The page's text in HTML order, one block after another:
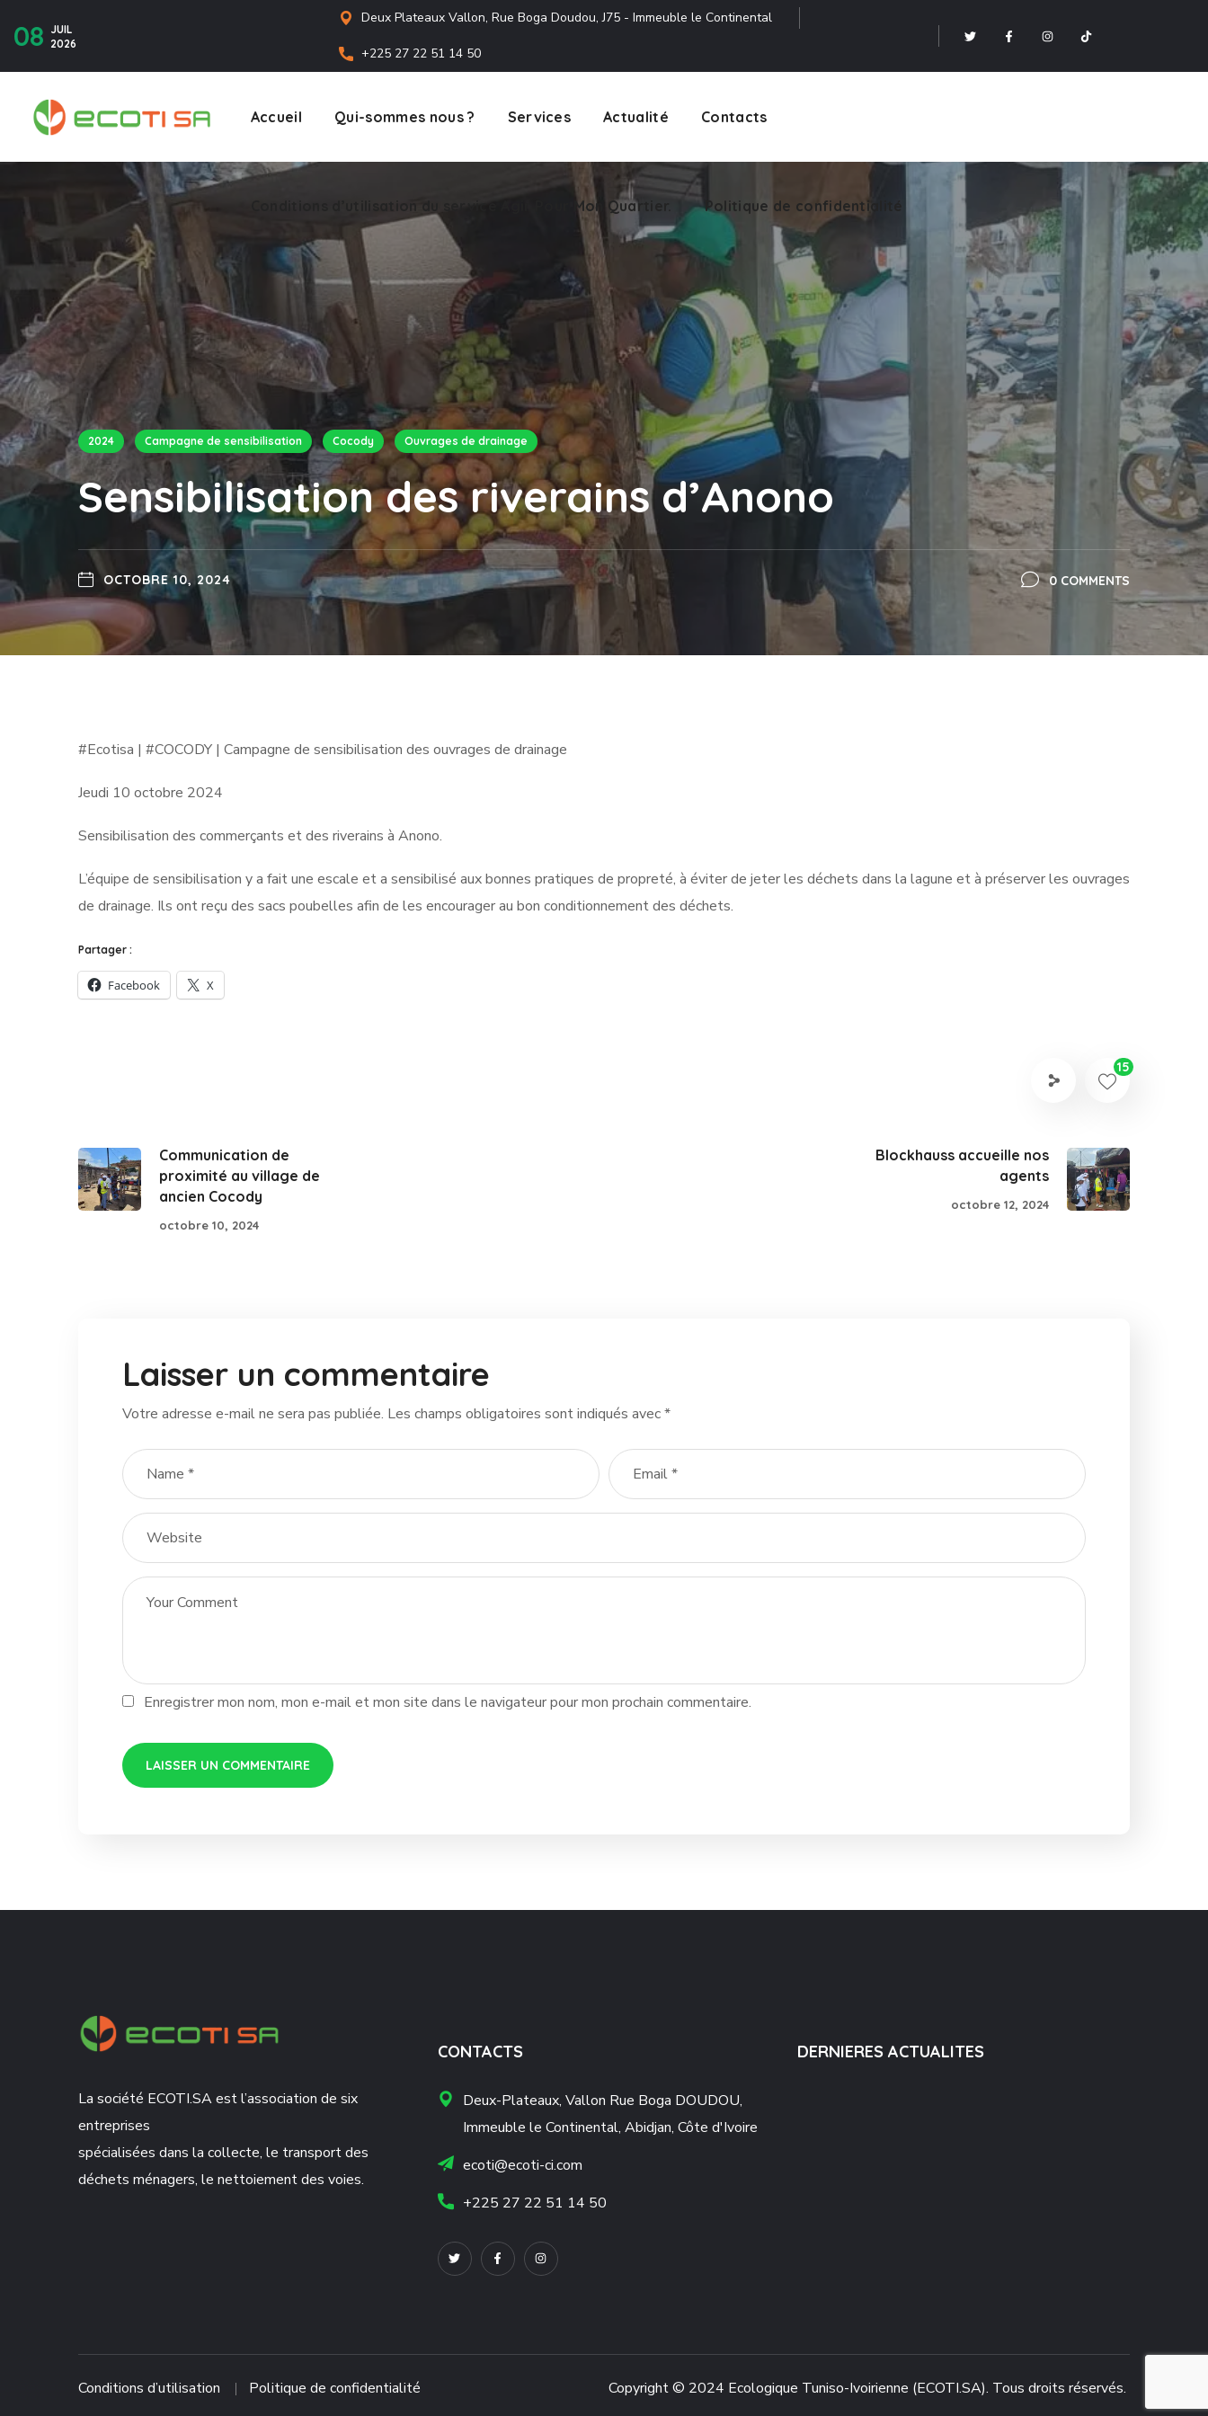
08 JUIL
2026
Deux Plateaux Vallon, Rue Boga Doudou, J75 - Immeuble le Continental
+225 27 22 51 14 50
Accueil Qui-sommes nous ? Services Actualité Contacts
Conditions d’utilisation du service Agir Pour Mon Quartier. Politique de confidentialité
2024 Campagne de sensibilisation Cocody Ouvrages de drainage
Sensibilisation des riverains d’Anono
OCTOBRE 10, 2024 0 COMMENTS
#Ecotisa | #COCODY | Campagne de sensibilisation des ouvrages de drainage
Jeudi 10 octobre 2024
Sensibilisation des commerçants et des riverains à Anono.
L’équipe de sensibilisation y a fait une escale et a sensibilisé aux bonnes pratiques de propreté, à éviter de jeter les déchets dans la lagune et à préserver les ouvrages
de drainage. Ils ont reçu des sacs poubelles afin de les encourager au bon conditionnement des déchets.
Partager :
Facebook X
15
Communication de
proximité au village de
ancien Cocody
octobre 10, 2024
Blockhauss accueille nos
agents
octobre 12, 2024
Laisser un commentaire
Votre adresse e-mail ne sera pas publiée. Les champs obligatoires sont indiqués avec*
Enregistrer mon nom, mon e-mail et mon site dans le navigateur pour mon prochain commentaire.
La société ECOTI.SA est l’association de six
entreprises
spécialisées dans la collecte, le transport des
déchets ménagers, le nettoiement des voies.
CONTACTS
Deux-Plateaux, Vallon Rue Boga DOUDOU,
Immeuble le Continental, Abidjan, Côte d'Ivoire
ecoti@ecoti-ci.com
+225 27 22 51 14 50
DERNIERES ACTUALITES
Conditions d’utilisation Politique de confidentialité Copyright © 2024 Ecologique Tuniso-Ivoirienne (ECOTI.SA). Tous droits réservés.